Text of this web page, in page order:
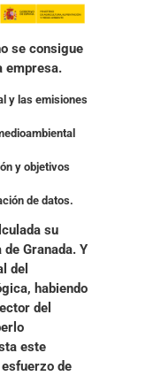
se consigue
empresa.
y las emisiones
y objetivos
de datos.
su
de Granada. Y
del
habiendo
del
este
de